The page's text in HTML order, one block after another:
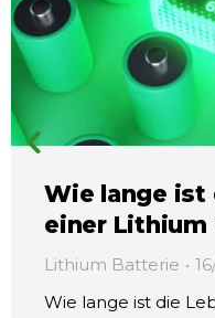
Wie lange ist
einer Lithium
Lithium Batterie
Wie lange ist die